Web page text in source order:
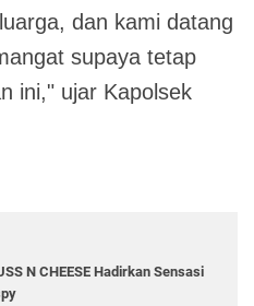
dan kami datang
supaya tetap
ini," ujar Kapolsek
N CHEESE Hadirkan Sensasi